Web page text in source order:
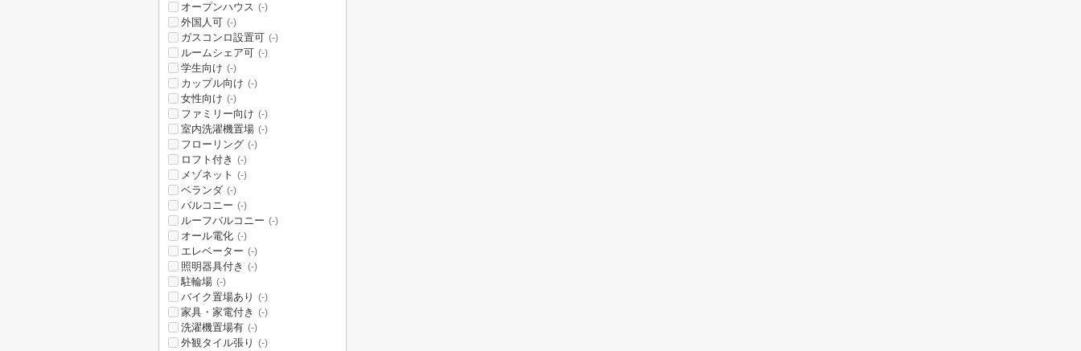
オープンハウス (-)
外国人可 (-)
ガスコンロ設置可 (-)
ルームシェア可 (-)
学生向け (-)
カップル向け (-)
女性向け (-)
ファミリー向け (-)
室内洗濯機置場 (-)
フローリング (-)
ロフト付き (-)
メゾネット (-)
ベランダ (-)
バルコニー (-)
ルーフバルコニー (-)
オール電化 (-)
エレベーター (-)
照明器具付き (-)
駐輪場 (-)
バイク置場あり (-)
家具・家電付き (-)
洗濯機置場有 (-)
外観タイル張り (-)